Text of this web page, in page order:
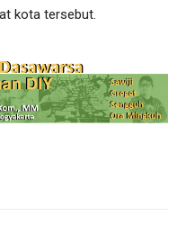
kota tersebut.